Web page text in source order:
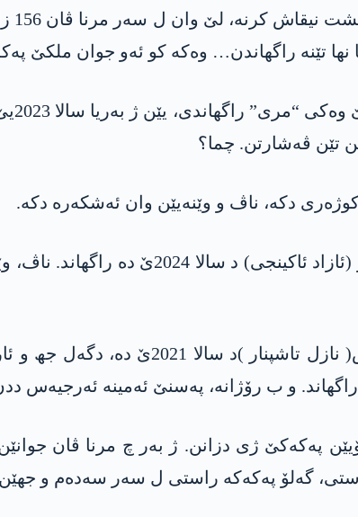
نھا تێنە راگھاندن… وەکە کو ئەو جوان ملکێ
دکە، ناڤ و وێنەیێن وان ئەشکەرە دکە.
میناک: دەولەتا ترکیێ کوشتنا رۆھات
دیسا، دەولەتا ترک کوشتنا ئەمینە
پەکەکێ ژی دزانن. ژ بەر چ مرنا ڤان
گەلۆ پەکەکە راستی ل سەر سەدەم و جھێن